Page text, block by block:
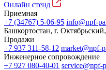
Онлайн стенд
Приемная
+7 (34767) 5-06-95 info@npf-
Башкортостан, г.
Продажи
+7 937 311-58-12 market@npf-
Инженерное сопровождение
+7 927 080-40-01 service@npf-